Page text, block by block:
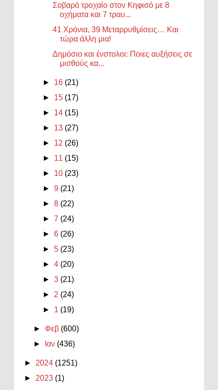
Σοβαρό τροχαίο στον Κηφισό με 8
οχήματα και 7 τραυ...
41 Χρόνια, 39 Μεταρρυθμίσεις… Και
τώρα άλλη μια!
Δημόσιο και ένστολοι: Ποιες αυξήσεις σε
μισθούς κα...
► 16 (21)
► 15 (17)
► 14 (15)
► 13 (27)
► 12 (26)
► 11 (15)
► 10 (23)
►9 (21)
►8 (22)
►7 (24)
►6 (26)
►5 (23)
►4 (20)
►3 (21)
► 2 (24)
► 1 (19)
► Φεβ (600)
►
Ιαν (436)
► 2024 (1251)
► 2023 (1)